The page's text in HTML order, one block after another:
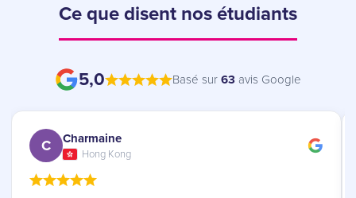
Ce que disent nos étudiants
5,0 Basé sur 63 avis Google
C Charmaine
Hong Kong